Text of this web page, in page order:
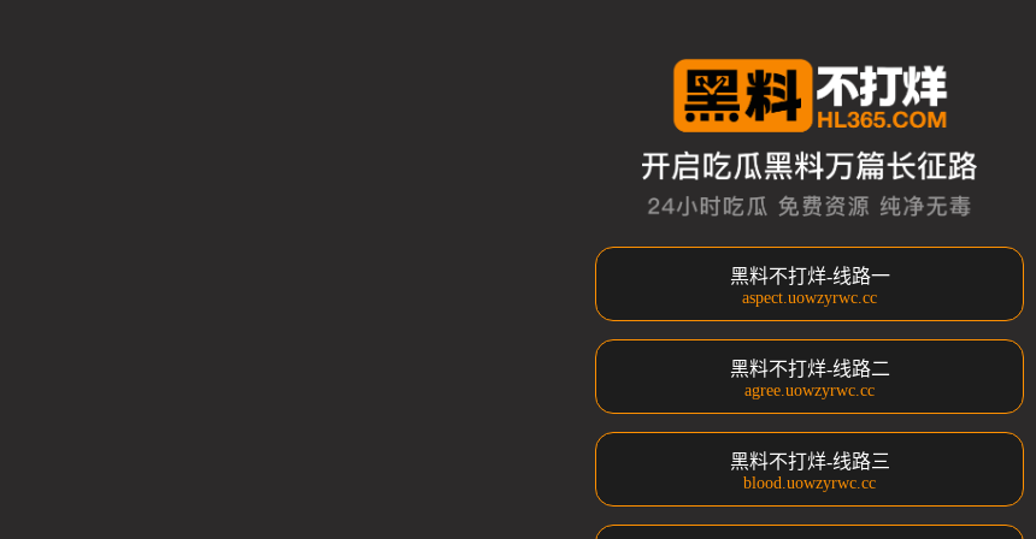
黑料不打烊-线路一
aspect.uowzyrwc.cc
黑料不打烊-线路二
agree.uowzyrwc.cc
黑料不打烊-线路三
blood.uowzyrwc.cc